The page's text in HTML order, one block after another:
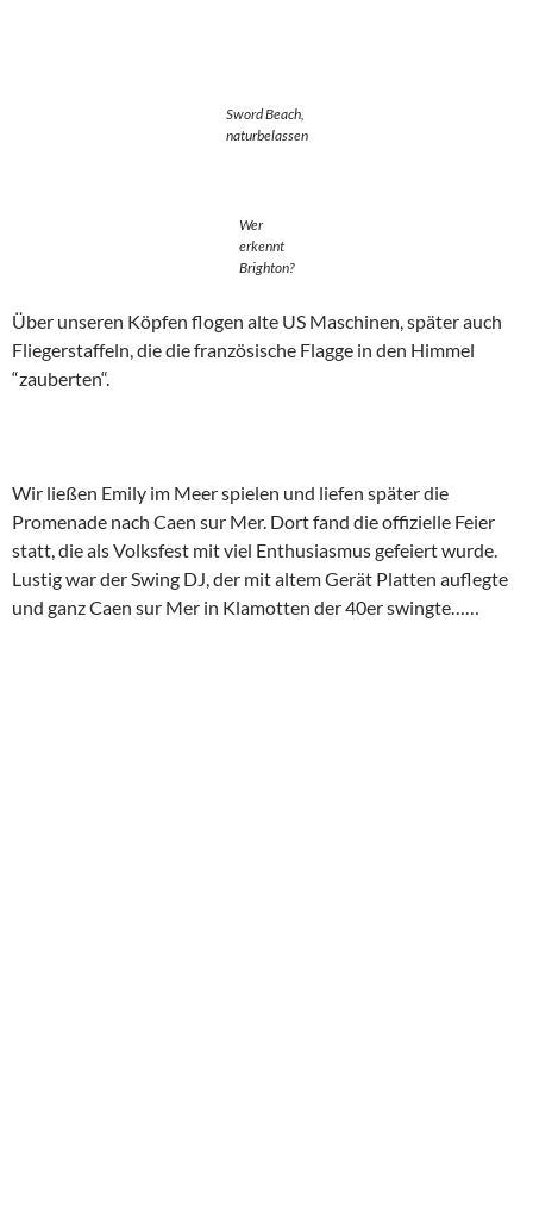
Sword Beach,
naturbelassen
Wer
erkennt
Brighton?
Über unseren Köpfen flogen alte US Maschinen, später auch
Fliegerstaffeln, die die französische Flagge in den Himmel
“zauberten“.
Wir ließen Emily im Meer spielen und liefen später die
Promenade nach Caen sur Mer. Dort fand die offizielle Feier
statt, die als Volksfest mit viel Enthusiasmus gefeiert wurde.
Lustig war der Swing DJ, der mit altem Gerät Platten auflegte
und ganz Caen sur Mer in Klamotten der 40er swingte……